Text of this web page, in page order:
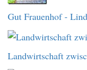
Gut Frauenhof -
Landwirtschaft